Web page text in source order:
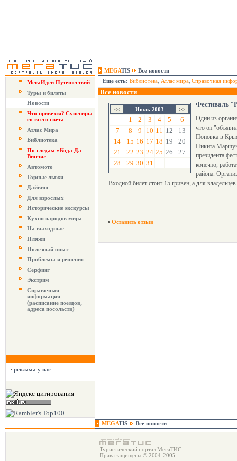
MEGATIS
Все новости
МегаИдеи Путешествий
Туры и билеты
Новости
Что привезти? Сувениры
со всего света
Атлас Мира
Библиотека
По следам «Кода Да
Винчи»
Автомото
Горные лыжи
Дайвинг
Для взрослых
Исторические экскурсы
Кухня народов мира
На выходные
Пляжи
Полезный опыт
Проблемы и решения
Серфинг
Экстрим
Справочная
информация
(расписание поездов,
адреса посольств)
реклама у нас
Еще есть: Библиотека Атлас мира Справочная
Все новости
Июль 2003
1 2 3 4 5
6
7
8 9 10 11 12
13
14
15 16 17 18 19
20
21
22 23 24 25 26
27
28
29 30 31
Фестиваль
Один из
что он
Поповка в
Никита
президента
конечно,
района.
Входной билет стоит 15 гривен, а для
Оставить отзыв
MEGATIS Все новости
Туристический портал МегаТИС
Права защищены © 2004-2005